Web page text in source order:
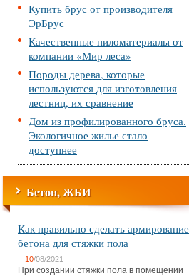
Купить брус от производителя
ЭрБрус
Качественные пиломатериалы от
компании «Мир леса»
Породы дерева, которые
используются для изготовления
лестниц, их сравнение
Дом из профилированного бруса.
Экологичное жилье стало
доступнее
Бетон, ЖБИ
Как правильно сделать армирование
бетона для стяжки пола
10/08/2021
При создании стяжки пола в помещении